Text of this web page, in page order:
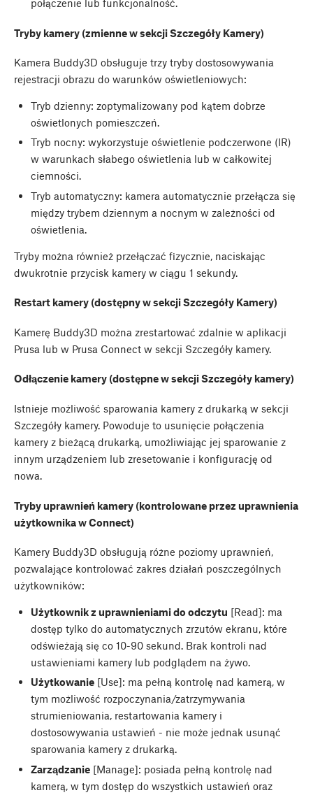
połączenie lub funkcjonalność.
Tryby kamery (zmienne w sekcji Szczegóły Kamery)
Kamera Buddy3D obsługuje trzy tryby dostosowywania
rejestracji obrazu do warunków oświetleniowych:
Tryb dzienny: zoptymalizowany pod kątem dobrze
oświetlonych pomieszczeń.
Tryb nocny: wykorzystuje oświetlenie podczerwone (IR)
w warunkach słabego oświetlenia lub w całkowitej
ciemności.
Tryb automatyczny: kamera automatycznie przełącza się
między trybem dziennym a nocnym w zależności od
oświetlenia.
Tryby można również przełączać fizycznie, naciskając
dwukrotnie przycisk kamery w ciągu 1 sekundy.
Restart kamery (dostępny w sekcji Szczegóły Kamery)
Kamerę Buddy3D można zrestartować zdalnie w aplikacji
Prusa lub w Prusa Connect w sekcji Szczegóły kamery.
Odłączenie kamery (dostępne w sekcji Szczegóły kamery)
Istnieje możliwość sparowania kamery z drukarką w sekcji
Szczegóły kamery. Powoduje to usunięcie połączenia
kamery z bieżącą drukarką, umożliwiając jej sparowanie z
innym urządzeniem lub zresetowanie i konfigurację od
nowa.
Tryby uprawnień kamery (kontrolowane przez uprawnienia
użytkownika w Connect)
Kamery Buddy3D obsługują różne poziomy uprawnień,
pozwalające kontrolować zakres działań poszczególnych
użytkowników:
Użytkownik z uprawnieniami do odczytu [Read]: ma
dostęp tylko do automatycznych zrzutów ekranu, które
odświeżają się co 10-90 sekund. Brak kontroli nad
ustawieniami kamery lub podglądem na żywo.
Użytkowanie[Use]: ma pełną kontrolę nad kamerą, w
tym możliwość rozpoczynania/zatrzymywania
strumieniowania, restartowania kamery i
dostosowywania ustawień - nie może jednak usunąć
sparowania kamery z drukarką.
Zarządzanie[Manage]: posiada pełną kontrolę nad
kamerą, w tym dostęp do wszystkich ustawień oraz